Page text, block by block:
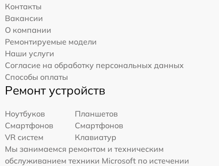
Контакты
Вакансии
О компании
Ремонтируемые модели
Наши услуги
Согласие на обработку персональных данных
Способы оплаты
Ремонт устройств
Ноутбуков
Планшетов
Смартфонов
Смартфонов
VR систем
Клавиатур
Мы занимаемся ремонтом и техническим
обслуживанием техники Microsoft по истечении